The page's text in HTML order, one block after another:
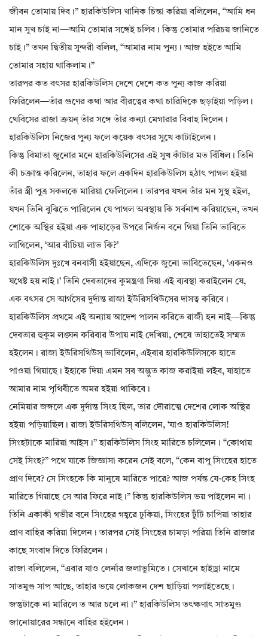
জীবন তোমায় দিব।” হারকিউলিস খানিক চিন্তা করিয়া বলিলেন, “আমি ধন
মান সুখ চাই না—আমি তোমার সঙ্গেই চলিব। কিন্তু তোমার পরিচয় জানিতে
চাই।” তখন দ্বিতীয় সুন্দরী বলিল, “আমার নাম পুন্য। আজ হইতে আমি
তোমার সহায় থাকিলাম।”
তারপর কত বৎসর হারকিউলিস দেশে দেশে কত পুন্য কাজ করিয়া
ফিরিলেন—তাঁর গুণের কথা আর বীরত্বের কথা চারিদিকে ছড়াইয়া পড়িল।
থেবিসের রাজা ক্রয়ন্‌ তাঁর সঙ্গে তাঁর কন্যা মেগারার বিবাহ দিলেন।
হারকিউলিস নিজের পুন্য ফলে কয়েক বৎসর সুখে কাটাইলেন।
কিন্তু বিমাতা জুনোর মনে হারকিউলিসের এই সুখ কাঁটার মত বিঁধিল। তিনি
কী চক্রান্ত করিলেন, তাহার ফলে একদিন হারকিউলিস হঠাৎ পাগল হইয়া
তাঁর স্ত্রী পুত্র সকলকে মারিয়া ফেলিলেন। তারপর যখন তাঁর মন সুস্থ হইল,
যখন তিনি বুঝিতে পারিলেন যে পাগল অবস্থায় কি সর্বনাশ করিয়াছেন, তখন
শোকে অস্থির হইয়া এক পাহাড়ের উপরে নির্জন বনে গিয়া তিনি ভাবিতে
লাগিলেন, ‘আর বাঁচিয়া লাভ কি?’
হারকিউলিস দুঃখে বনবাসী হইয়াছেন, এদিকে জুনো ভাবিতেছেন, ‘একনও
যথেষ্ট হয় নাই।’ তিনি দেবতাদের কুমন্ত্রণা দিয়া এই ব্যবস্থা করাইলেন যে,
এক বৎসর সে আর্গসের দুর্দান্ত রাজা ইউরিসথিউসের দাসত্ব করিবে।
হারকিউলিস প্রথমে এই অন্যায় আদেশ পালন করিতে রাজী হন নাই—কিন্তু
দেবতার হুকুম লঙ্ঘন করিবার উপায় নাই দেখিয়া, শেষে তাহাতেই সম্মত
হইলেন। রাজা ইউরিসথিউস্‌ ভাবিলেন, এইবার হারকিউলিসকে হাতে
পাওয়া গিয়াছে। ইহাকে দিয়া এমন সব অদ্ভুত কাজ করাইয়া লইব, যাহাতে
আমার নাম পৃথিবীতে অমর হইয়া থাকিবে।
নেমিয়ার জঙ্গলে এক দুর্দান্ত সিংহ ছিল, তার দৌরাত্মে দেশের লোক অস্থির
হইয়া পড়িয়াছিল। রাজা ইউরিসথিউস্‌ বলিলেন, ‘যাও হারকিউলিস!
সিংহটাকে মারিয়া আইস।” হারকিউলিস সিংহ মারিতে চলিলেন। “কোথায়
সেই সিংহ?” পথে যাকে জিজ্ঞাসা করেন সেই বলে, “কেন বাপু সিংহের হাতে
প্রাণ দিবে? সে সিংহকে কি মানুষে মারিতে পারে? আজ পর্যন্ত যে-কেহ সিংহ
মারিতে গিয়াছে সে আর ফিরে নাই।” কিন্তু হারকিউলিস ভয় পাইলেন না।
তিনি একাকী গভীর বনে সিংহের গহ্বরে ঢুকিয়া, সিংহের টুঁটি চাপিয়া তাহার
প্রাণ বাহির করিয়া দিলেন। তারপর সেই সিংহের চামড়া পরিয়া তিনি রাজার
কাছে সংবাদ দিতে ফিরিলেন।
রাজা বলিলেন, “এবার যাও লের্নার জলাভুমিতে। সেখানে হাইড্রা নামে
সাতমুণ্ড সাপ আছে, তাহার ভয়ে লোকজন দেশ ছাড়িয়া পলাইতেছে।
জন্তুটাকে না মারিলে ত আর চলে না।” হারকিউলিস তৎক্ষণাৎ সাতমুণ্ড
জানোয়ারের সন্ধানে বাহির হইলেন।